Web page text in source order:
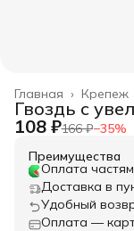
Крепеж
Главная ›
Гвоздь с
108 ₽166 ₽−35%
Преимущества
Оплата
Доставка в
Удобный
Оплата —